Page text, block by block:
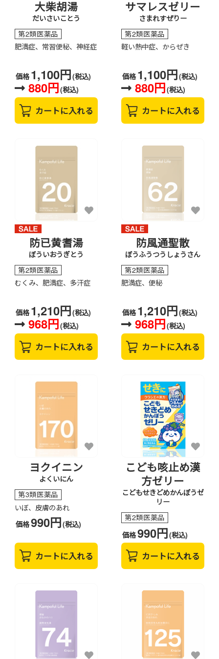
大柴胡湯
だいさいことう
第2類医薬品
肥満症、常習便秘、神経症
価格1,100円(税込)
880円(税込)
カートに入れる
サマレスゼリー
さまれすぜりー
第2類医薬品
軽い熱中症、からぜき
価格1,100円(税込)
880円(税込)
カートに入れる
防已黄耆湯
ぼういおうぎとう
第2類医薬品
むくみ、肥満症、多汗症
価格1,210円(税込)
968円(税込)
カートに入れる
防風通聖散
ぼうふうつうしょうさん
第2類医薬品
肥満症、便秘
価格1,210円(税込)
968円(税込)
カートに入れる
ヨクイニン
よくいにん
第3類医薬品
いぼ、皮膚のあれ
価格990円(税込)
カートに入れる
こども咳止め漢
方ゼリー
こどもせきどめかんぽうゼ
リー
第2類医薬品
価格990円(税込)
カートに入れる